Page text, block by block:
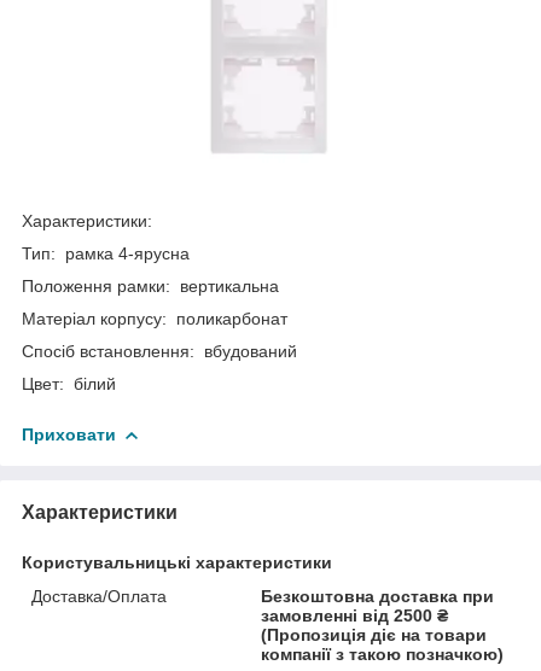
Характеристики:
Тип: рамка 4-ярусна
Положення рамки: вертикальна
Матеріал корпусу: поликарбонат
Спосіб встановлення: вбудований
Цвет: білий
Приховати
Характеристики
Користувальницькі характеристики
Доставка/Оплата
Безкоштовна доставка при
замовленні від 2500 ₴
(Пропозиція діє на товари
компанії з такою позначкою)